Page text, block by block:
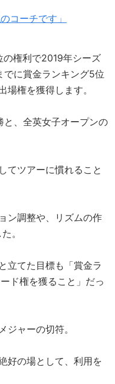
コーチです」
権利で2019年シーズ
でに賞金ランキング5位
場権を獲得します。
、全英女子オープンの
てツアーに慣れること
ン調整や、リズムの作
。
立てた目標も「賞金ラ
ド権を獲ること」だっ
ジャーの切符。
好の場として、利用を